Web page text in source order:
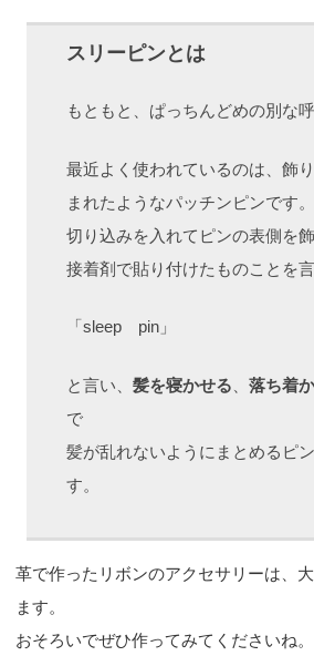
スリーピンとは
もともと、ぱっちんどめの別な呼
最近よく使われているのは、飾
まれたようなパッチンピンです。
切り込みを入れてピンの表側を飾
接着剤で貼り付けたものことを言
「sleep pin」
と言い、 髪を寝かせる 落ち着
で
髪が乱れないようにまとめるピ
す。
革で作ったリボンのアクセサリーは、
ます。
おそろいでぜひ作ってみてくださいね。